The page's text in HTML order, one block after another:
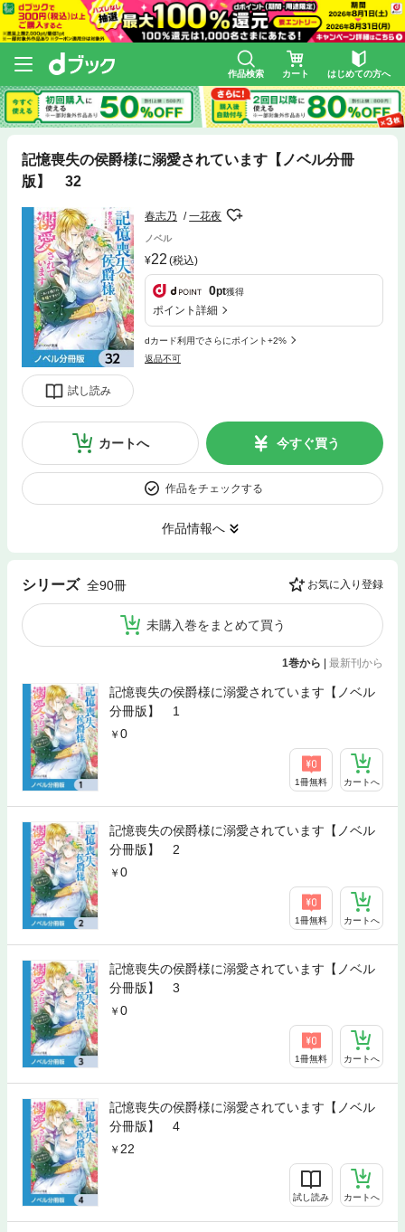
作品検索 カート はじめての方へ
記憶喪失の侯爵様に溺愛されています【ノベル分冊
版】 32
試し読み
春志乃 一花夜
ノベル
22 (税込)
0pt獲得
ポイント詳細
dカード利用でさらにポイント+2%
返品不可
カートへ 今すぐ買う
作品をチェックする
作品情報へ
シリーズ 全90冊 お気に入り登録
未購入巻をまとめて買う
1巻から | 最新刊から
記憶喪失の侯爵様に溺愛されています【ノベル
分冊版】 1
0
1冊無料 カートへ
記憶喪失の侯爵様に溺愛されています【ノベル
分冊版】 2
0
1冊無料 カートへ
記憶喪失の侯爵様に溺愛されています【ノベル
分冊版】 3
0
1冊無料 カートへ
記憶喪失の侯爵様に溺愛されています【ノベル
分冊版】 4
22
試し読み カートへ